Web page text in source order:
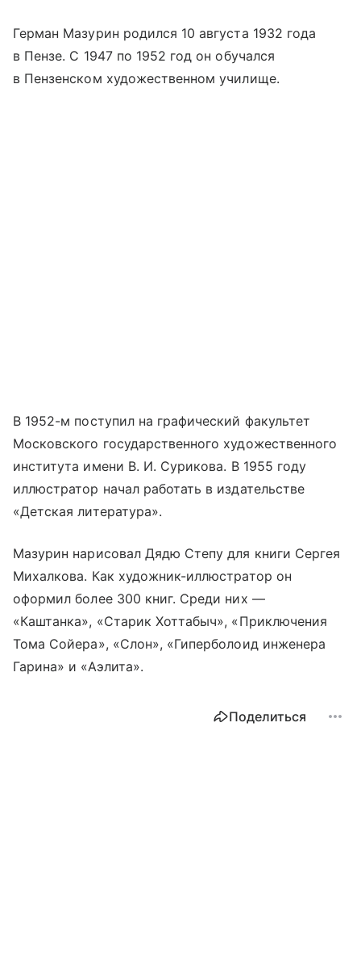
Герман Мазурин родился 10 августа 1932 года
в Пензе. С 1947 по 1952 год он обучался
в Пензенском художественном училище.
В 1952-м поступил на графический факультет
Московского государственного художественного
института имени В. И. Сурикова. В 1955 году
иллюстратор начал работать в издательстве
«Детская литература».
Мазурин нарисовал Дядю Степу для книги Сергея
Михалкова. Как художник-иллюстратор он
оформил более 300 книг. Среди них —
«Каштанка», «Старик Хоттабыч», «Приключения
Тома Сойера», «Слон», «Гиперболоид инженера
Гарина» и «Аэлита».
Поделиться